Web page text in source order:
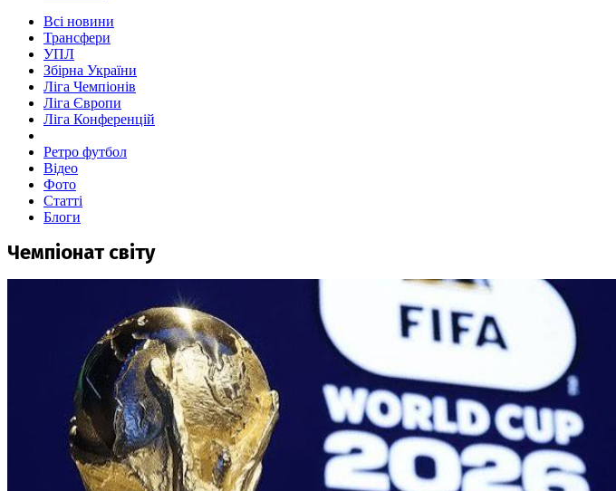
Всі новини
Трансфери
УПЛ
Збірна України
Ліга Чемпіонів
Ліга Європи
Ліга Конференцій
Ретро футбол
Відео
Фото
Статті
Блоги
Чемпіонат світу